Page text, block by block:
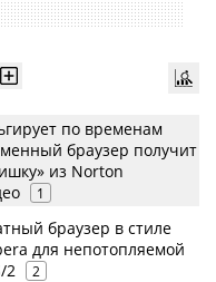
по временам
браузер получит
из Norton
1
браузер в стиле
для непотопляемой
2
2